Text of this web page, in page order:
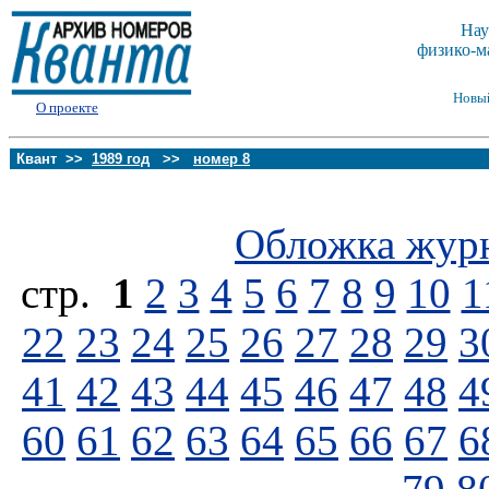
О проекте
физико-
Квант >> 1989 год >> номер 8
Обложка
стp. 1 2 3 4 5 6 7 8 9 10
22 23 24 25 26 27 28 29
41 42 43 44 45 46 47 48
60 61 62 63 64 65 66 67